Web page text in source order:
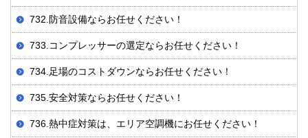
732.防音設備ならお任せください！
733.コンプレッサーの選定ならお任せください！
734.足場のコストダウンならお任せください！
735.安全対策ならお任せください！
736.熱中症対策は、エリア空調機にお任せください！